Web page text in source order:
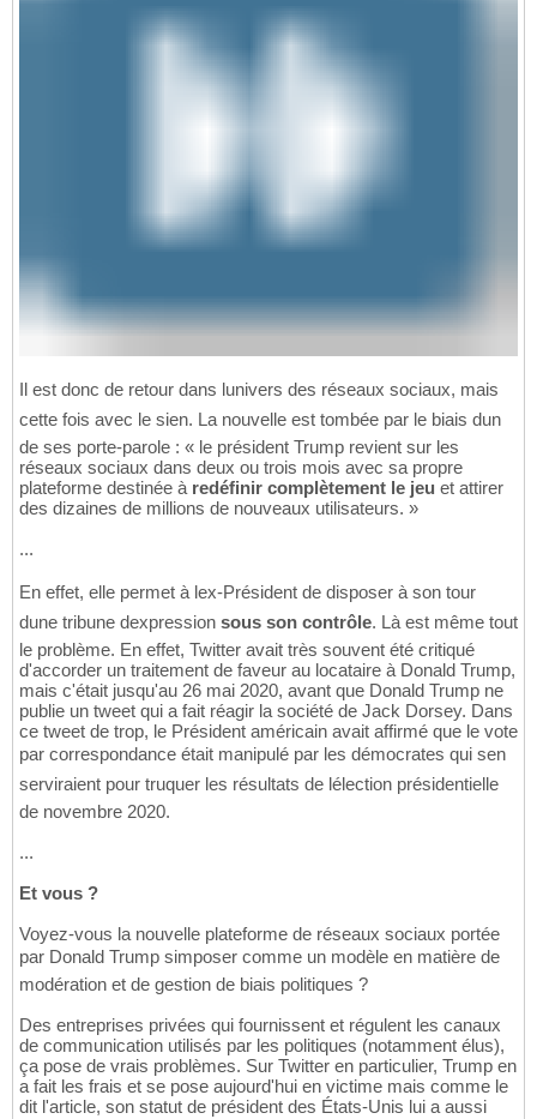
Il est donc de retour dans lunivers des réseaux sociaux, mais
cette fois avec le sien. La nouvelle est tombée par le biais dun
de ses porte-parole : « le président Trump revient sur les
réseaux sociaux dans deux ou trois mois avec sa propre
plateforme destinée à redéfinir complètement le jeu et attirer
des dizaines de millions de nouveaux utilisateurs. »
...
En effet, elle permet à lex-Président de disposer à son tour
dune tribune dexpression sous son contrôle. Là est même tout
le problème. En effet, Twitter avait très souvent été critiqué
d'accorder un traitement de faveur au locataire à Donald Trump,
mais c'était jusqu'au 26 mai 2020, avant que Donald Trump ne
publie un tweet qui a fait réagir la société de Jack Dorsey. Dans
ce tweet de trop, le Président américain avait affirmé que le vote
par correspondance était manipulé par les démocrates qui sen
serviraient pour truquer les résultats de lélection présidentielle
de novembre 2020.
...
Et vous ?
Voyez-vous la nouvelle plateforme de réseaux sociaux portée
par Donald Trump simposer comme un modèle en matière de
modération et de gestion de biais politiques ?
Des entreprises privées qui fournissent et régulent les canaux
de communication utilisés par les politiques (notamment élus),
ça pose de vrais problèmes. Sur Twitter en particulier, Trump en
a fait les frais et se pose aujourd'hui en victime mais comme le
dit l'article, son statut de président des États-Unis lui a aussi